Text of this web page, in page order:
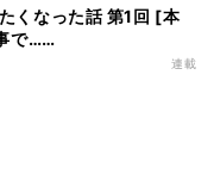
くなった話 第1回 [本
で……
連載